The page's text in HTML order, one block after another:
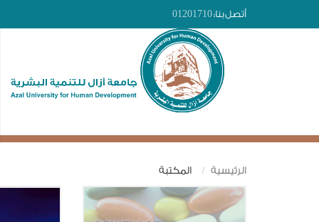
أتصل بنا:01201710
الرئيسية المكتبة